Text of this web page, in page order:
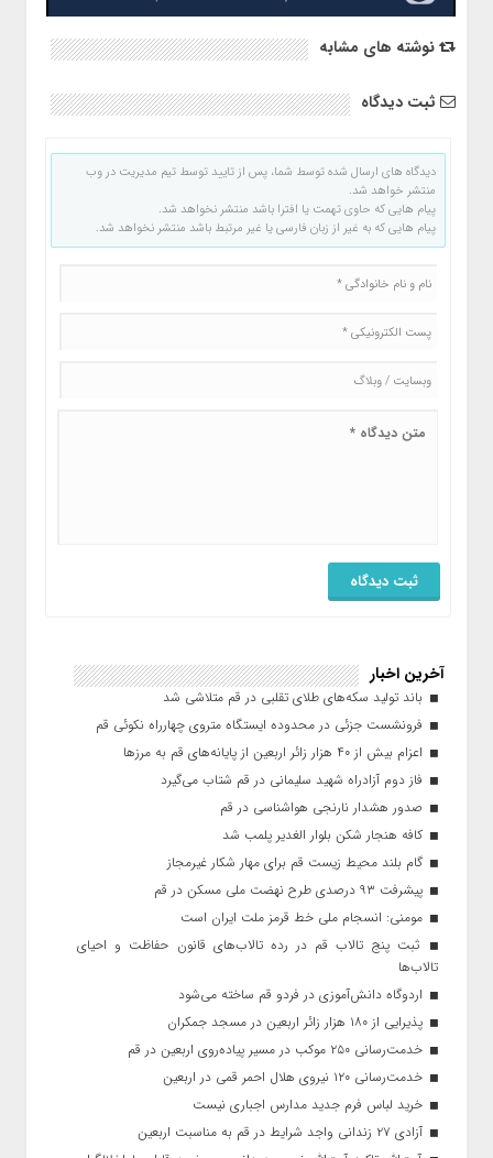
نوشته های مشابه
ثبت دیدگاه
دیدگاه های ارسال شده توسط شما، پس از تایید توسط تیم مدیریت در وب
منتشر خواهد شد.
پیام هایی که حاوی تهمت یا افترا باشد منتشر نخواهد شد.
پیام هایی که به غیر از زبان فارسی یا غیر مرتبط باشد منتشر نخواهد شد.
آخرین اخبار
باند تولید سکه‌های طلای تقلبی در قم متلاشی شد
فرونشست جزئی در محدوده ایستگاه متروی چهارراه نکوئی قم
اعزام بیش از ۴۰ هزار زائر اربعین از پایانه‌های قم به مرزها
فاز دوم آزادراه شهید سلیمانی در قم شتاب می‌گیرد
صدور هشدار نارنجی هواشناسی در قم
کافه هنجار شکن بلوار الغدیر پلمب شد
گام بلند محیط زیست قم برای مهار شکار غیرمجاز
پیشرفت ۹۳ درصدی طرح نهضت ملی مسکن در قم
مومنی: انسجام ملی خط قرمز ملت ایران است
ثبت پنج تالاب قم در رده تالاب‌های قانون حفاظت و احیای
تالاب‌ها
اردوگاه دانش‌آموزی در فردو قم ساخته می‌شود
پذیرایی از ۱۸۰ هزار زائر اربعین در مسجد جمکران
خدمت‌رسانی ۲۵۰ موکب در مسیر پیاده‌روی اربعین در قم
خدمت‌رسانی ۱۲۰ نیروی هلال احمر قمی در اربعین
خرید لباس فرم جدید مدارس اجباری نیست
آزادی ۲۷ زندانی واجد شرایط در قم به مناسبت اربعین